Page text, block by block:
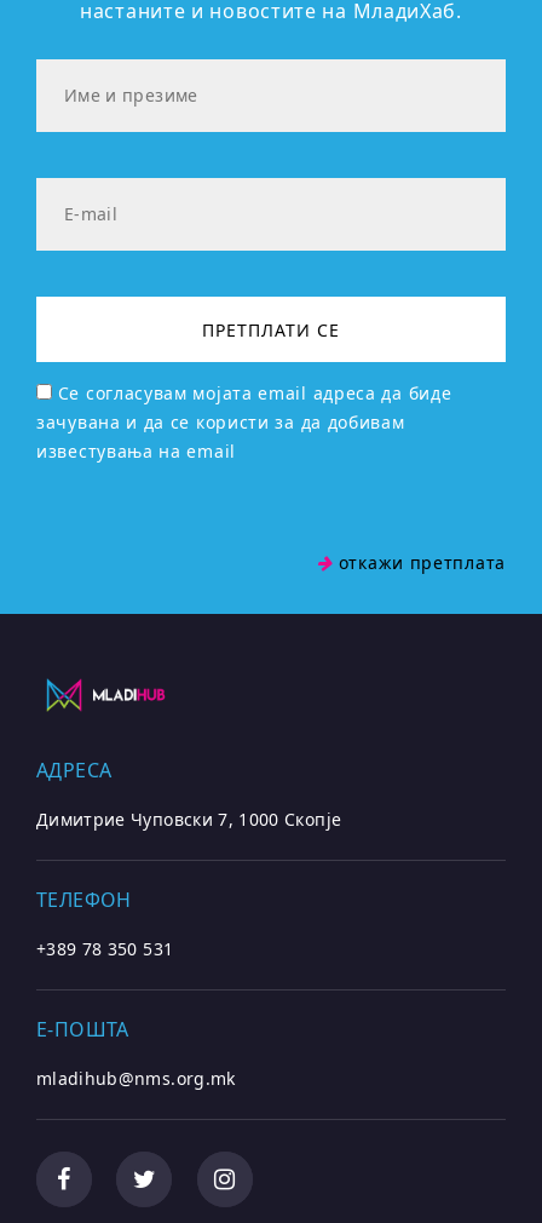
настаните и новостите на МладиХаб.
Се согласувам мојата email адреса да биде
зачувана и да се користи за да добивам
известувања на email
откажи претплата
АДРЕСА
Димитрие Чуповски 7, 1000 Скопје
ТЕЛЕФОН
+389 78 350 531
E-ПОШТА
mladihub@nms.org.mk